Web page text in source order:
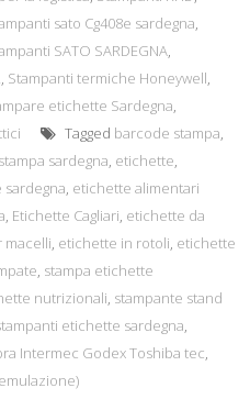
sato Cg408e sardegna,
SATO SARDEGNA,
, Stampanti termiche Honeywell,
etichette Sardegna,
Tagged barcode stampa,
sardegna, etichette,
, etichette alimentari
, Etichette Cagliari, etichette da
macelli, etichette in rotoli, etichette
, stampa etichette
nutrizionali, stampante stand
etichette sardegna,
Intermec Godex Toshiba tec,